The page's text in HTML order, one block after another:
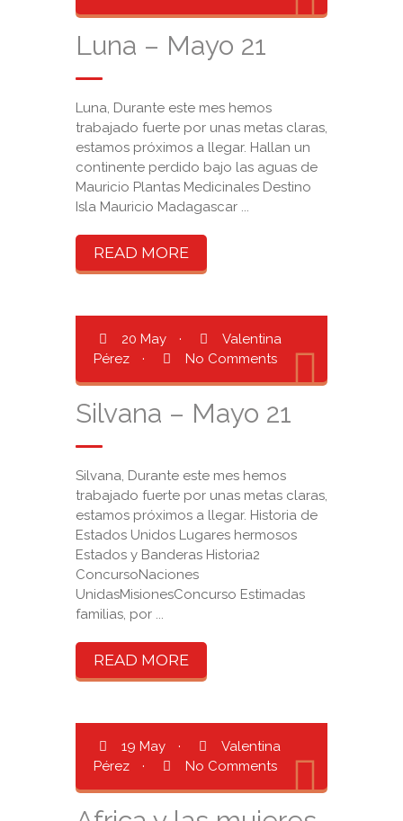
Luna – Mayo 21
Luna, Durante este mes hemos
trabajado fuerte por unas metas claras,
estamos próximos a llegar. Hallan un
continente perdido bajo las aguas de
Mauricio Plantas Medicinales Destino
Isla Mauricio Madagascar ...
READ MORE
20 May ·
Valentina
Pérez
· No Comments
Silvana – Mayo 21
Silvana, Durante este mes hemos
trabajado fuerte por unas metas claras,
estamos próximos a llegar. Historia de
Estados Unidos Lugares hermosos
Estados y Banderas Historia2
ConcursoNaciones
UnidasMisionesConcurso Estimadas
familias, por ...
READ MORE
19 May ·
Valentina
Pérez
· No Comments